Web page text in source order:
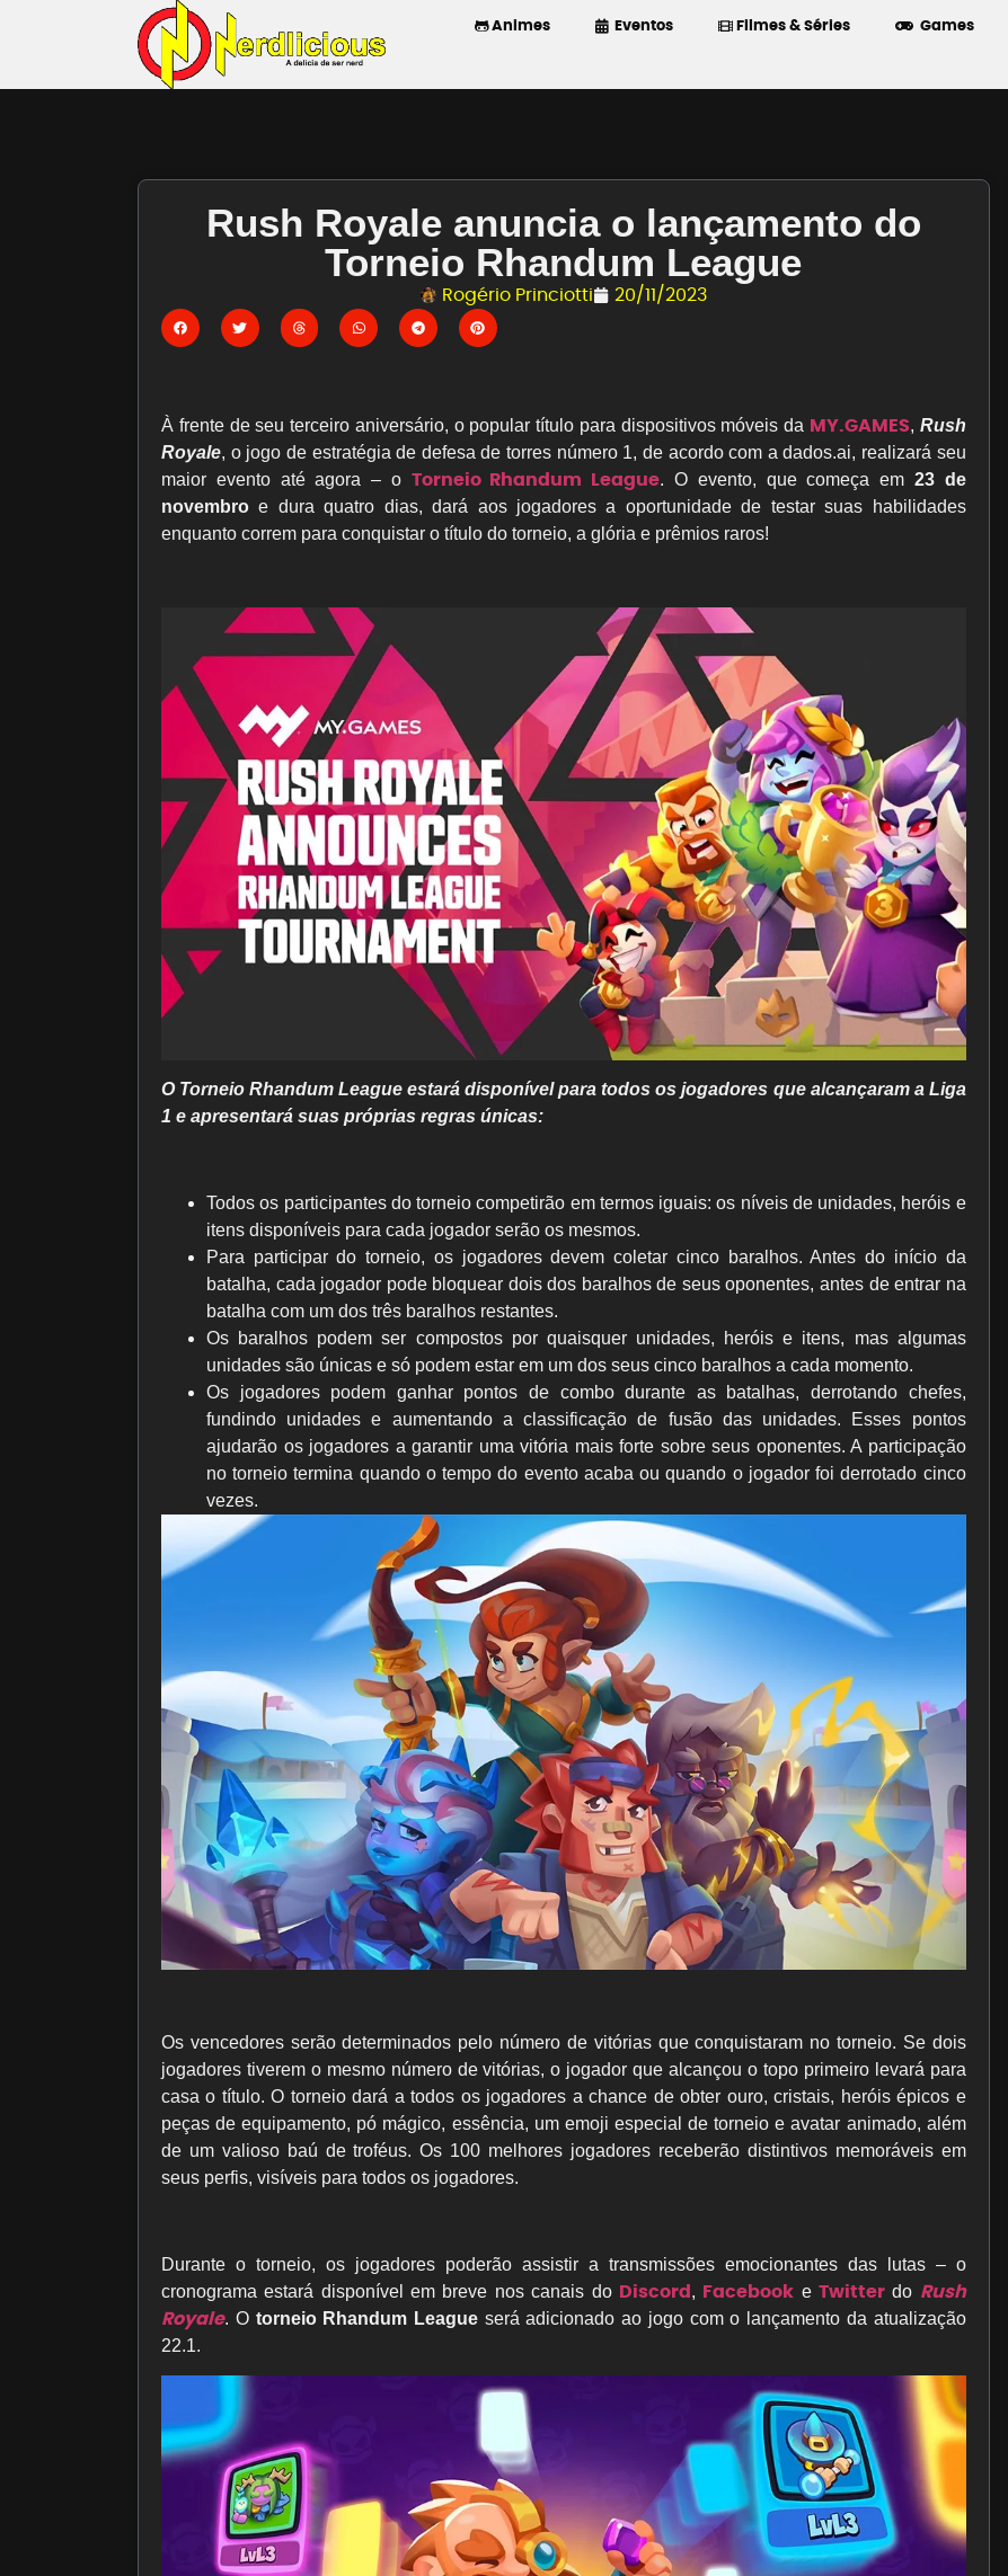
Animes Eventos Filmes & Séries Games
Rush Royale anuncia o lançamento do
Torneio Rhandum League
Rogério Princiotti 20/11/2023
À frente de seu terceiro aniversário, o popular título para dispositivos móveis da MY.GAMES, Rush
Royale, o jogo de estratégia de defesa de torres número 1, de acordo com a dados.ai, realizará seu
maior evento até agora – o Torneio Rhandum League. O evento, que começa em 23 de
novembro e dura quatro dias, dará aos jogadores a oportunidade de testar suas habilidades
enquanto correm para conquistar o título do torneio, a glória e prêmios raros!
O Torneio Rhandum League estará disponível para todos os jogadores que alcançaram a Liga
1 e apresentará suas próprias regras únicas:
Todos os participantes do torneio competirão em termos iguais: os níveis de unidades, heróis e
itens disponíveis para cada jogador serão os mesmos.
Para participar do torneio, os jogadores devem coletar cinco baralhos. Antes do início da
batalha, cada jogador pode bloquear dois dos baralhos de seus oponentes, antes de entrar na
batalha com um dos três baralhos restantes.
Os baralhos podem ser compostos por quaisquer unidades, heróis e itens, mas algumas
unidades são únicas e só podem estar em um dos seus cinco baralhos a cada momento.
Os jogadores podem ganhar pontos de combo durante as batalhas, derrotando chefes,
fundindo unidades e aumentando a classificação de fusão das unidades. Esses pontos
ajudarão os jogadores a garantir uma vitória mais forte sobre seus oponentes. A participação
no torneio termina quando o tempo do evento acaba ou quando o jogador foi derrotado cinco
vezes.
Os vencedores serão determinados pelo número de vitórias que conquistaram no torneio. Se dois
jogadores tiverem o mesmo número de vitórias, o jogador que alcançou o topo primeiro levará para
casa o título. O torneio dará a todos os jogadores a chance de obter ouro, cristais, heróis épicos e
peças de equipamento, pó mágico, essência, um emoji especial de torneio e avatar animado, além
de um valioso baú de troféus. Os 100 melhores jogadores receberão distintivos memoráveis em
seus perfis, visíveis para todos os jogadores.
Durante o torneio, os jogadores poderão assistir a transmissões emocionantes das lutas – o
cronograma estará disponível em breve nos canais do Discord, Facebook e Twitterdo Rush
Royale. O torneio Rhandum League será adicionado ao jogo com o lançamento da atualização
22.1.